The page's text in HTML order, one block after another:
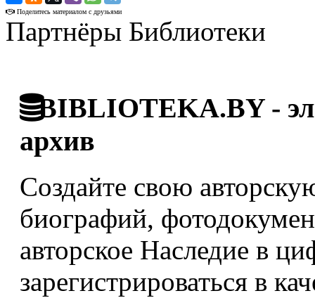
Поделитесь материалом с друзьями
Партнёры Библиотеки
BIBLIOTEKA.BY -
архив
Создайте свою
биографий,
авторское Наследие в
зарегистрироваться в